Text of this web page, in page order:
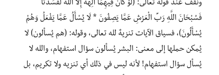
ونقف عند قوله تعالى: (لَوْ كَانَ فِيهِمَا آلِهَةٌ إِلَّا اللَّهُ لَفَسَدَتَا
فَسُبْحَانَ اللَّهِ رَبِّ الْعَرْشِ عَمَّا يَصِفُونَ * لَا يُسْأَلُ عَمَّا يَفْعَلُ وَهُمْ
يُسْأَلُونَ)، فسياق الآيات تنزيهٌ لله تعالى، وقوله: (هم يُسألون) لا
يُمكن حملها إلى معنى: البشر يُسألون سؤال استفهام، والله لا
يُسأل سؤال استفهام! لأنه ليس في ذلك أي تنزيه ولا تكريم، بل